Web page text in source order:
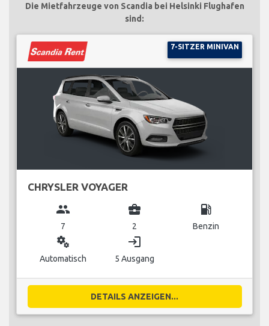
Die Mietfahrzeuge von Scandia bei Helsinki Flughafen
sind:
7-SITZER MINIVAN
CHRYSLER VOYAGER
group
7
business_center
2
local_gas_station
Benzin
miscellaneous_services
Automatisch
login
5 Ausgang
DETAILS ANZEIGEN...